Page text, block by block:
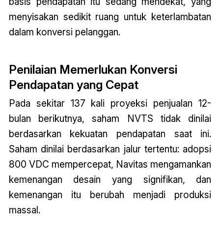
menyisakan sedikit ruang untuk keterlambatan
dalam konversi pelanggan.
Penilaian Memerlukan Konversi
Pendapatan yang Cepat
Pada sekitar 137 kali proyeksi penjualan 12-
bulan berikutnya, saham NVTS tidak dinilai
berdasarkan kekuatan pendapatan saat ini.
Saham dinilai berdasarkan jalur tertentu: adopsi
800 VDC mempercepat, Navitas mengamankan
kemenangan desain yang signifikan, dan
kemenangan itu berubah menjadi produksi
massal.